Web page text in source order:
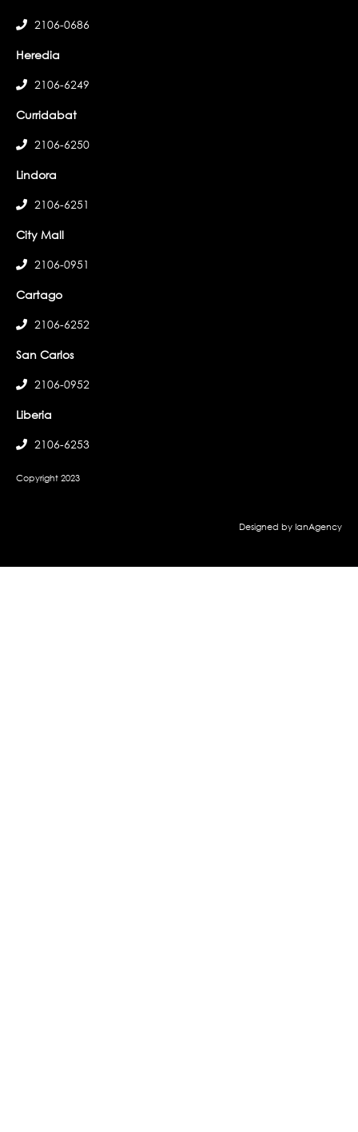
2106-0686
Heredia
2106-6249
Curridabat
2106-6250
Lindora
2106-6251
City Mall
2106-0951
Cartago
2106-6252
San Carlos
2106-0952
Liberia
2106-6253
Copyright 2023
Designed by IanAgency